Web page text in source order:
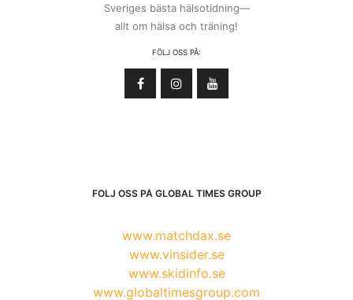
Sveriges bästa hälsotidning—
allt om hälsa och träning!
FÖLJ OSS PÅ:
FÖLJ OSS PÅ GLOBAL TIMES GROUP
www.matchdax.se
www.vinsider.se
www.skidinfo.se
www.globaltimesgroup.com